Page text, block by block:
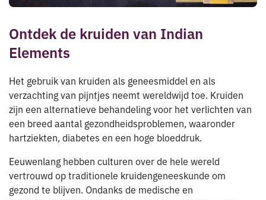
Ontdek de kruiden van Indian
Elements
Het gebruik van kruiden als geneesmiddel en als
verzachting van pijntjes neemt wereldwijd toe. Kruiden
zijn een alternatieve behandeling voor het verlichten van
een breed aantal gezondheidsproblemen, waaronder
hartziekten, diabetes en een hoge bloeddruk.
Eeuwenlang hebben culturen over de hele wereld
vertrouwd op traditionele kruidengeneeskunde om
gezond te blijven. Ondanks de medische en